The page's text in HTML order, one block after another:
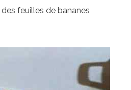
feuilles de bananes